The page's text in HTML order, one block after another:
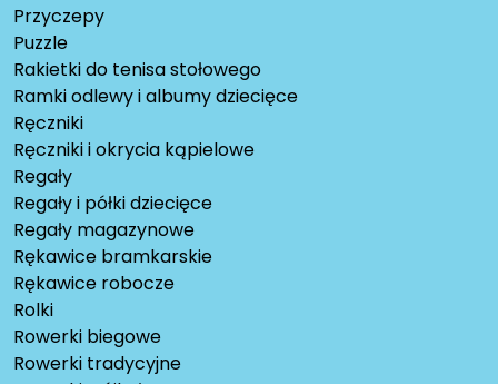
Przyczepy
Puzzle
Rakietki do tenisa stołowego
Ramki odlewy i albumy dziecięce
Ręczniki
Ręczniki i okrycia kąpielowe
Regały
Regały i półki dziecięce
Regały magazynowe
Rękawice bramkarskie
Rękawice robocze
Rolki
Rowerki biegowe
Rowerki tradycyjne